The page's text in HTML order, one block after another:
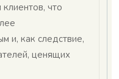
что
и, как следствие,
ценящих